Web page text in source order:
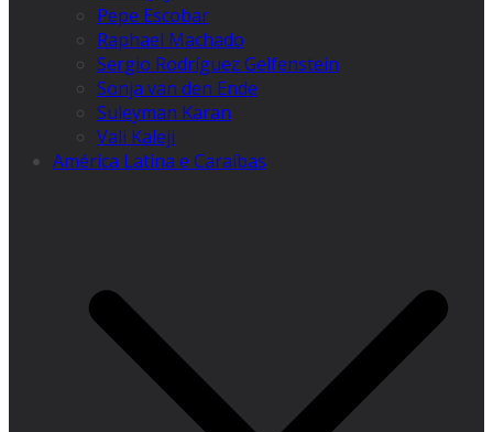
Pepe Escobar
Raphael Machado
Sergio Rodríguez Gelfenstein
Sonja van den Ende
Suleyman Karan
Vali Kaleji
América Latina e Caraíbas